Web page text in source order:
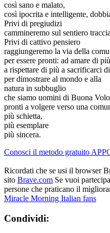
così sano e malato,
così ipocrita e intelligente,
Privi di pregiudizi
cammineremo sul sentiero
Privi di cattivo pensiero
raggiungeremo la via della
per essere pronti: ad amare di più
a rispettare di più a sacrificarci
per dimostrare al mondo e alla
natura in subbuglio
che siamo uomini di Buona
pronti a volgere verso una
più schietta,
più esemplare
più sincera.
Conosci il metodo gratuito
Ricordati che se usi il browser
sito Brave.com Se vuoi
persone che praticano il
Miracle Morning Italian fans
Condividi: